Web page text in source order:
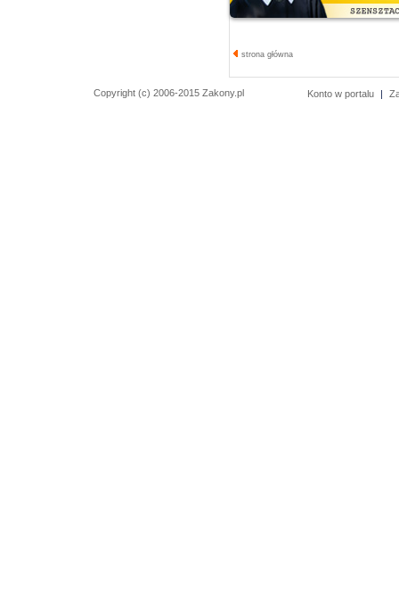
strona główna
Copyright (c) 2006-2015 Zakony.pl Konto w portalu |